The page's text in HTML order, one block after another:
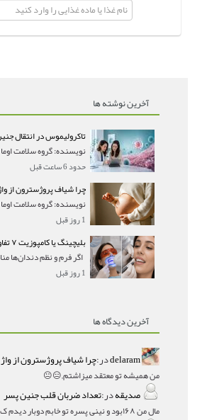
آخرین نوشته ها
حدود 6 ساعت قبل
1 روز قبل
1 روز قبل
آخرین دیدگاه ها
delaramدر:چرا شیاف پروژسترون از واژ
من همیشه تو معتقد میزاشتم,,😑😐
صدیقهدر:تعداد ضربان قلب جنین پسر